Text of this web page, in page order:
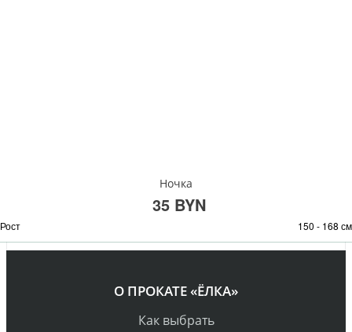
Ночка
35 BYN
Рост 150 - 168 см
О ПРОКАТЕ «ЁЛКА»
Как выбрать